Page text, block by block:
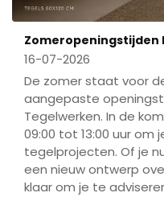
Zomeropeningstijden
16-07-2026
De zomer staat voor
aangepaste
Tegelwerken. In de
09:00 tot 13:00 uur om
tegelprojecten. Of je
een nieuw ontwerp
klaar om je te